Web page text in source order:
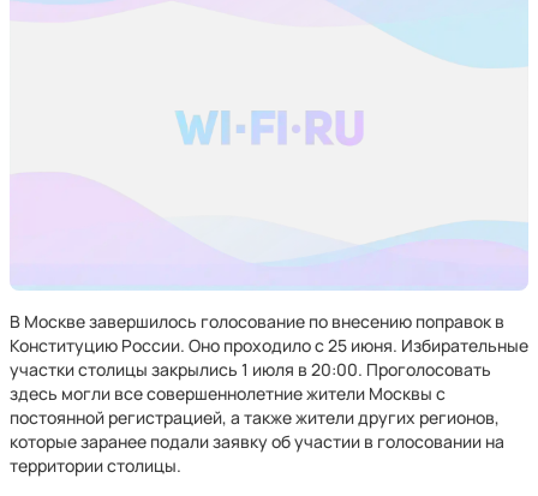
В Москве завершилось голосование по внесению поправок в
Конституцию России. Оно проходило с 25 июня. Избирательные
участки столицы закрылись 1 июля в 20:00. Проголосовать
здесь могли все совершеннолетние жители Москвы с
постоянной регистрацией, а также жители других регионов,
которые заранее подали заявку об участии в голосовании на
территории столицы.